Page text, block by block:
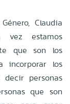
Claudia
vez estamos
que son los
incorporar los
personas
que son